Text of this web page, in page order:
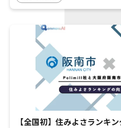
【全国初】住みよさランキ